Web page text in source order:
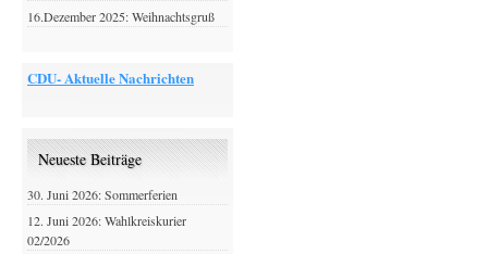
16.Dezember 2025: Weihnachtsgruß
CDU- Aktuelle Nachrichten
Neueste Beiträge
30. Juni 2026: Sommerferien
12. Juni 2026: Wahlkreiskurier
02/2026